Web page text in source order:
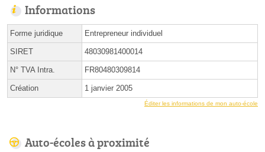
Informations
Forme juridique Entrepreneur individuel
SIRET 48030981400014
N° TVA Intra. FR80480309814
Création 1 janvier 2005
Éditer les informations de mon auto-école
Auto-écoles à proximité